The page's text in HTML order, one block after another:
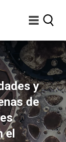
y
de
el